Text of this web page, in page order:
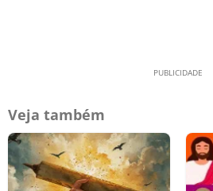
Veja também